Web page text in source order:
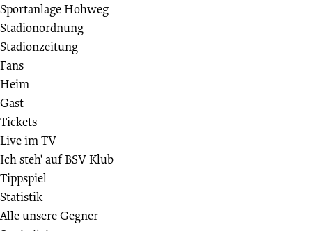
Sportanlage Hohweg
Stadionordnung
Stadionzeitung
Fans
Heim
Gast
Tickets
Live im TV
Ich steh' auf BSV Klub
Tippspiel
Statistik
Alle unsere Gegner